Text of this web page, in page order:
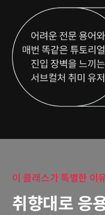
이 클래스가 특별한 이
취향대로 응